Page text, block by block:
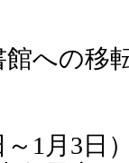
への移
1月3日